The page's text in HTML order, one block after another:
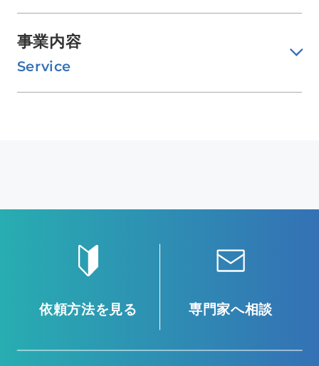
事業内容
Service
依頼方法を見る 専門家へ相談